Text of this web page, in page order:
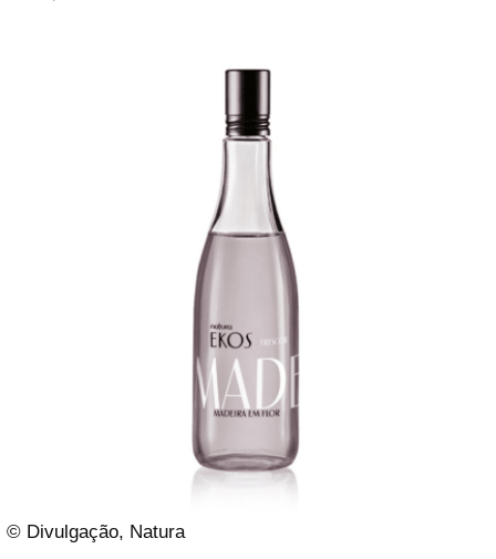
© Divulgação, Natura